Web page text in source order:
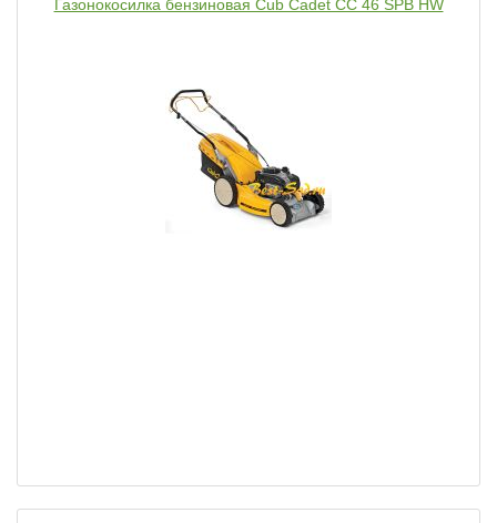
Газонокосилка бензиновая Cub Cadet CC 46 SPB HW